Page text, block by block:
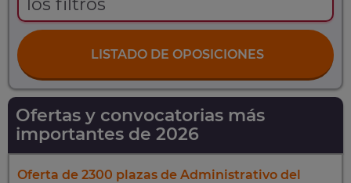
los filtros
LISTADO DE OPOSICIONES
Ofertas y convocatorias más
importantes de 2026
Oferta de 2300 plazas de Administrativo del